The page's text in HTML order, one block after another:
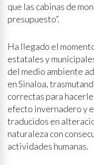
que las cabinas de
presupuesto”.
Ha llegado el
estatales y
del medio ambiente
en Sinaloa,
correctas para
efecto invernadero y
traducidos en
naturaleza con
actividades humanas.